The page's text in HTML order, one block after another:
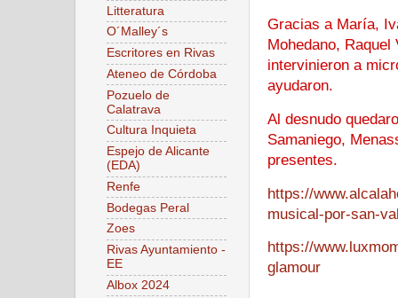
Gracias a María,
Mohedano,
intervinieron a
ayudaron.
Al desnudo
Samaniego,
presentes.
https://
musical-por-san-
https://
glamour
Litteratura
O´Malley´s
Escritores en Rivas
Ateneo de Córdoba
Pozuelo de
Calatrava
Cultura Inquieta
Espejo de Alicante
(EDA)
Renfe
Bodegas Peral
Zoes
Rivas Ayuntamiento -
EE
Albox 2024